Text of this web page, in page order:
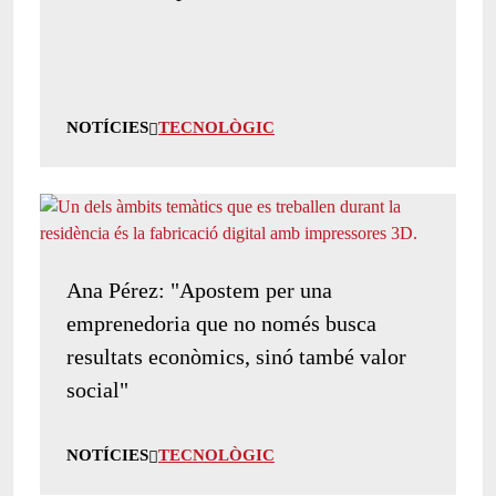
NOTÍCIES TECNOLÒGIC
Ana Pérez: "Apostem per una
emprenedoria que no només busca
resultats econòmics, sinó també valor
social"
NOTÍCIES TECNOLÒGIC